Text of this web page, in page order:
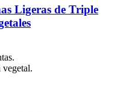
Ligeras de Triple
vegetal.